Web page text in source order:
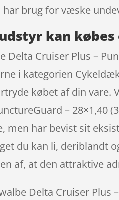
har brug for væske
kan
Delta Cruiser Plus –
i kategorien
købet af din vare.
– 28×1,40
men har bevist sit
du kan li, deriblandt
af, at den attraktive
Delta Cruiser Plus